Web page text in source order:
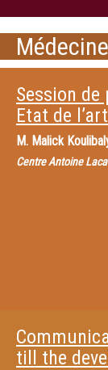
Session
Etat de
M. Malick
Centre Antoine
till the